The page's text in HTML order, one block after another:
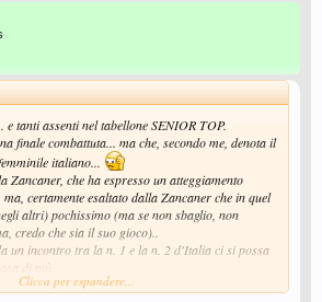
e tanti assenti nel tabellone SENIOR TOP.
finale combattuta... ma che, secondo me, denota il
italiano...
Zancaner, che ha espresso un atteggiamento
certamente esaltato dalla Zancaner che in quel
altri) pochissimo (ma se non sbaglio, non
credo che sia il suo gioco)..
un incontro tra la n. 1 e la n. 2 d'Italia ci si possa
di più.
mattutina... e questo non aiuta....
Clicca per espandere...